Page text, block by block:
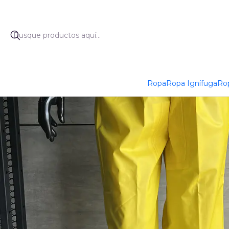
RopaRopa Ignífuga